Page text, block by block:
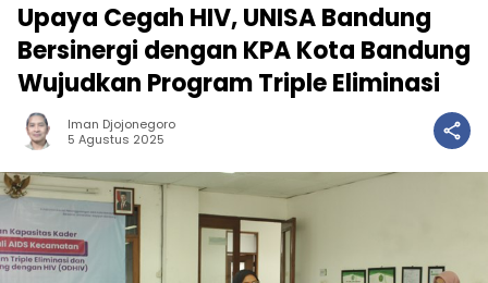
Upaya Cegah HIV, UNISA Bandung
Bersinergi dengan KPA Kota Bandung
Wujudkan Program Triple Eliminasi
Iman Djojonegoro
5 Agustus 2025